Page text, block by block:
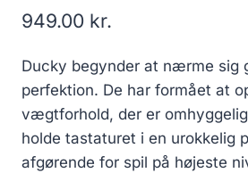
949.00 kr.
Ducky begynder at nærme sig
perfektion. De har formået at
vægtforhold, der er
holde tastaturet i en urokkelig
afgørende for spil på højeste